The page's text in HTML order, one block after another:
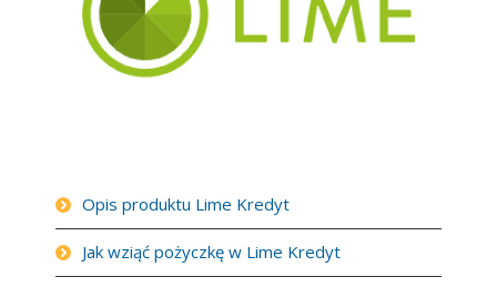
Opis produktu Lime Kredyt
Jak wziąć pożyczkę w Lime Kredyt